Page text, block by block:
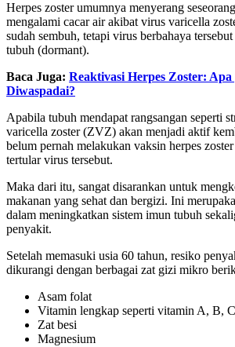
Herpes zoster umumnya menyerang
mengalami cacar air akibat virus varicella
sudah sembuh, tetapi virus berbahaya
tubuh (dormant).
Baca Juga: Reaktivasi Herpes Zoster:
Diwaspadai?
Apabila tubuh mendapat rangsangan seperti
varicella zoster (ZVZ) akan menjadi aktif
belum pernah melakukan vaksin herpes
tertular virus tersebut.
Maka dari itu, sangat disarankan untuk
makanan yang sehat dan bergizi. Ini
dalam meningkatkan sistem imun tubuh
penyakit.
Setelah memasuki usia 60 tahun, resiko
dikurangi dengan berbagai zat gizi mikro
Asam folat
Vitamin lengkap seperti vitamin A, B,
Zat besi
Magnesium